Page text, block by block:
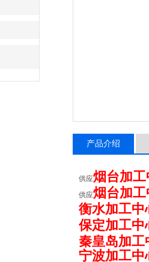
产品介绍
供应烟台加
供应烟台加
衡水加工中
保定加工中
秦皇岛加
宁波加工中